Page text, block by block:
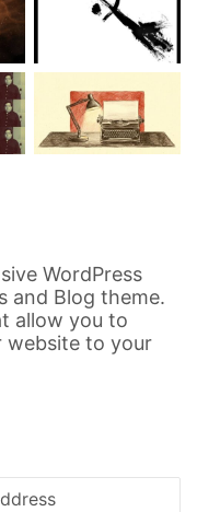
WordPress
and Blog theme.
allow you to
website to your